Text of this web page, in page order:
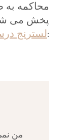
محاکمه به
پخش می
لسترنج درسالهشام مطر می گوید:
من